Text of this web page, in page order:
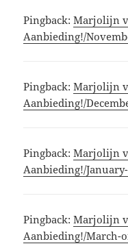
Pingback:Marjolijn
Aanbieding!/
Pingback:Marjolijn
Aanbieding!/
Pingback:Marjolijn
Aanbieding!/
Pingback:Marjolijn
Aanbieding!/March-